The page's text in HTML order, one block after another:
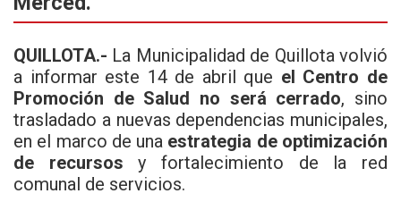
QUILLOTA.- La Municipalidad de Quillota volvió
a informar este 14 de abril que el Centro de
Promoción de Salud no será cerrado, sino
trasladado a nuevas dependencias municipales,
en el marco de una estrategia de optimización
de recursos y fortalecimiento de la red
comunal de servicios.